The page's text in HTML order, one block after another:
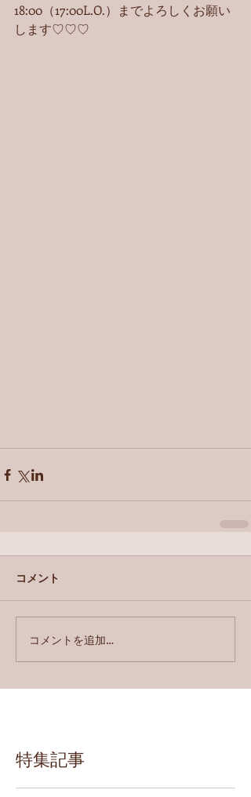
18:00（17:00L.O.）までよろしくお願い
します♡♡♡
コメント
コメントを追加…
特集記事